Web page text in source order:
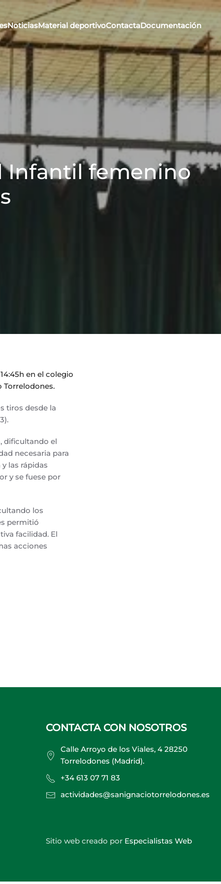
NoticiasMaterial deportivoContactaDocumentación
Infantil femenino
en el colegio
Torrelodones.
tiros desde la
dificultando el
necesaria para
las rápidas
y se fuese por
los
permitió
facilidad. El
acciones
CONTACTA CON NOSOTROS
Calle Arroyo de los Viales, 4 28250
Torrelodones (Madrid).
+34 613 07 71 83
actividades@sanignaciotorrelodones.es
Sitio web creado por Especialistas Web